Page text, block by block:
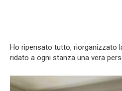
Ho ripensato tutto, riorganizzato
ridato a ogni stanza una vera